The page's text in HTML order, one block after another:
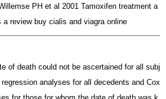
PH et al 2001 Tamoxifen treatment a
a review buy cialis and viagra online
of death could not be ascertained for all subj
analyses for all decedents and Cox